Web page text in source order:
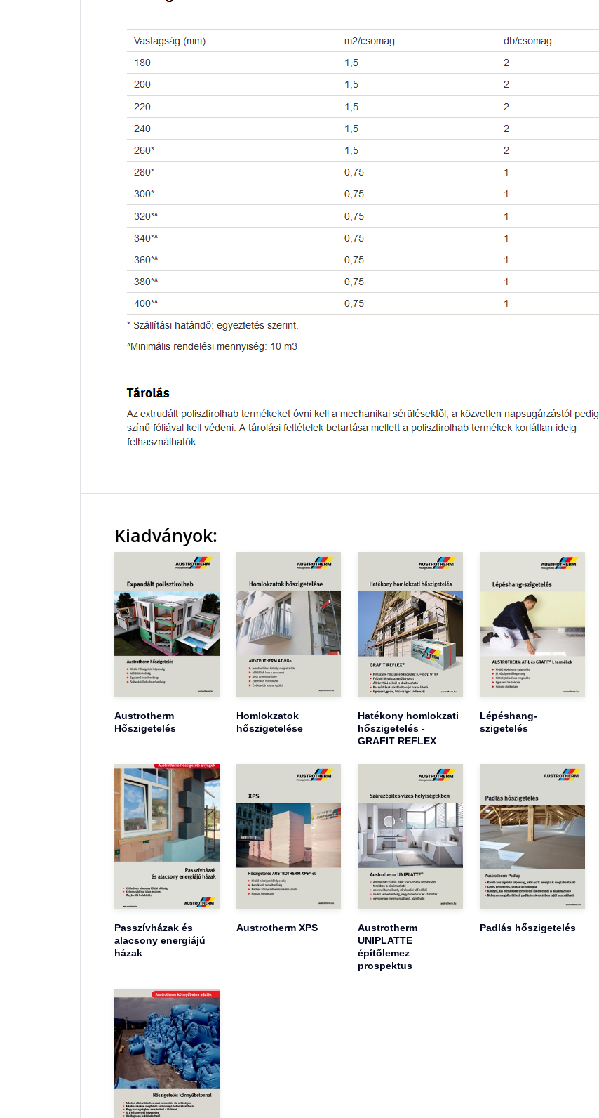
Kiadványok:
Austrotherm
Hőszigetelés
Homlokzatok
hőszigetelése
Hatékony homlokzati
hőszigetelés -
GRAFIT REFLEX
Lépéshang-
szigetelés
Passzívházak és
alacsony energiájú
házak
Austrotherm XPS
Austrotherm
UNIPLATTE
építőlemez
prospektus
Padlás hőszigetelés